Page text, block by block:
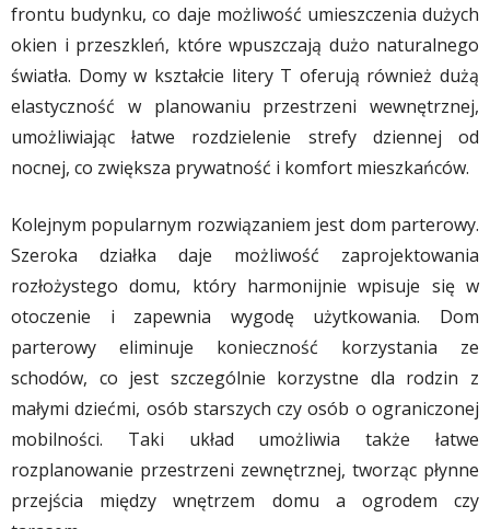
frontu budynku, co daje możliwość umieszczenia dużych
okien i przeszkleń, które wpuszczają dużo naturalnego
światła. Domy w kształcie litery T oferują również dużą
elastyczność w planowaniu przestrzeni wewnętrznej,
umożliwiając łatwe rozdzielenie strefy dziennej od
nocnej, co zwiększa prywatność i komfort mieszkańców.
Kolejnym popularnym rozwiązaniem jest dom parterowy.
Szeroka działka daje możliwość zaprojektowania
rozłożystego domu, który harmonijnie wpisuje się w
otoczenie i zapewnia wygodę użytkowania. Dom
parterowy eliminuje konieczność korzystania ze
schodów, co jest szczególnie korzystne dla rodzin z
małymi dziećmi, osób starszych czy osób o ograniczonej
mobilności. Taki układ umożliwia także łatwe
rozplanowanie przestrzeni zewnętrznej, tworząc płynne
przejścia między wnętrzem domu a ogrodem czy